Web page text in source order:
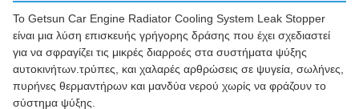
Το Getsun Car Engine Radiator Cooling System Leak Stopper
είναι μια λύση επισκευής γρήγορης δράσης που έχει σχεδιαστεί
για να σφραγίζει τις μικρές διαρροές στα συστήματα ψύξης
αυτοκινήτων.τρύπες, και χαλαρές αρθρώσεις σε ψυγεία, σωλήνες,
πυρήνες θερμαντήρων και μανδύα νερού χωρίς να φράζουν το
σύστημα ψύξης.